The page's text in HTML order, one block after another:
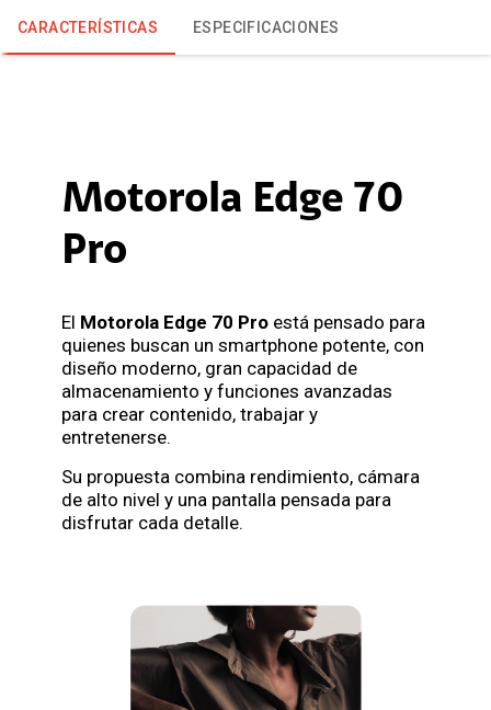
CARACTERÍSTICAS ESPECIFICACIONES
Motorola Edge 70
Pro
El Motorola Edge 70 Pro está pensado para
quienes buscan un smartphone potente, con
diseño moderno, gran capacidad de
almacenamiento y funciones avanzadas
para crear contenido, trabajar y
entretenerse.
Su propuesta combina rendimiento, cámara
de alto nivel y una pantalla pensada para
disfrutar cada detalle.